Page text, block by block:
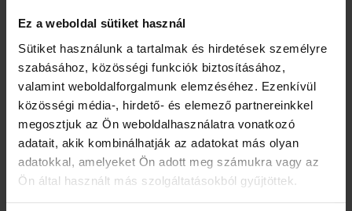
Ez a weboldal sütiket használ
Sütiket használunk a tartalmak és hirdetések személyre
szabásához, közösségi funkciók biztosításához,
valamint weboldalforgalmunk elemzéséhez. Ezenkívül
közösségi média-, hirdető- és elemező partnereinkkel
megosztjuk az Ön weboldalhasználatra vonatkozó
adatait, akik kombinálhatják az adatokat más olyan
adatokkal, amelyeket Ön adott meg számukra vagy az
Ön által használt más szolgáltatásokból gyűjtöttek.
vállalkozás már rövid távon költségmegtakarítást szeretne
elérni.
Az elektromos autók üzemeltetése számos jelentős
gazdasági és környezetvédelmi előnnyel jár: a komoly
üzemanyagmegtakarítás mellett olcsóbbá válik a
karbantartás és a szervizelés, hiszen kevesebb a mozgó
alkatrész, így kevesebb a meghibásodási lehetőség és
csökken a vállalkozás szén-dioxid-kibocsátása is. Az
elektromos autózás terjedése megállíthatatlannak tűnik,